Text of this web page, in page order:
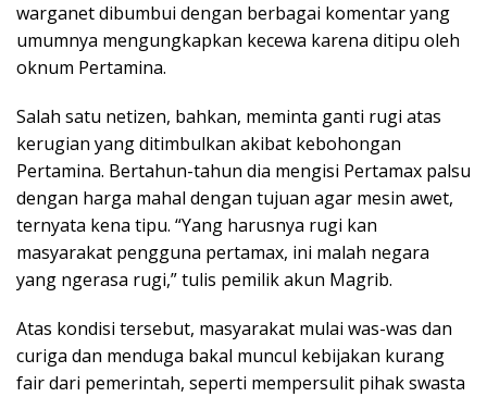
warganet dibumbui dengan berbagai komentar yang
umumnya mengungkapkan kecewa karena ditipu oleh
oknum Pertamina.
Salah satu netizen, bahkan, meminta ganti rugi atas
kerugian yang ditimbulkan akibat kebohongan
Pertamina. Bertahun-tahun dia mengisi Pertamax palsu
dengan harga mahal dengan tujuan agar mesin awet,
ternyata kena tipu. “Yang harusnya rugi kan
masyarakat pengguna pertamax, ini malah negara
yang ngerasa rugi,” tulis pemilik akun Magrib.
Atas kondisi tersebut, masyarakat mulai was-was dan
curiga dan menduga bakal muncul kebijakan kurang
fair dari pemerintah, seperti mempersulit pihak swasta